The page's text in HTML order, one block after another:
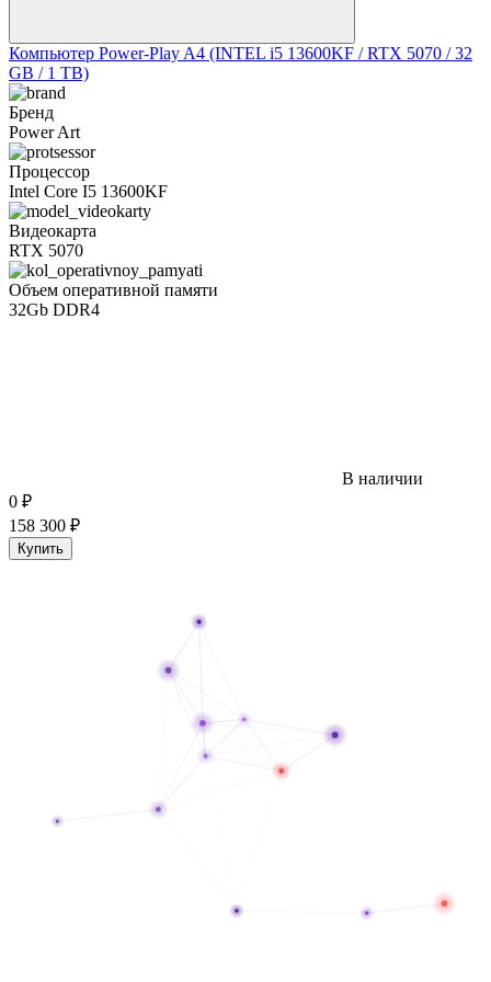
Компьютер Power-Play A4 (INTEL i5 13600KF / RTX 5070 / 32
GB / 1 TB)
Бренд
Power Art
Процессор
Intel Core I5 13600KF
Видеокарта
RTX 5070
Объем оперативной памяти
32Gb DDR4
В наличии
0 ₽
158 300 ₽
Купить